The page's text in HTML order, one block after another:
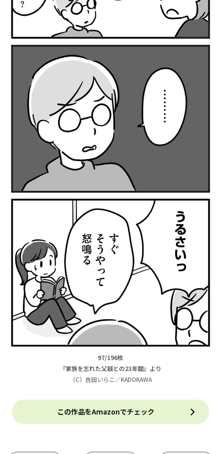
97/196枚
『家族を忘れた父親との23年間』より
（C）吉田いらこ／KADOKAWA
この作品をAmazonでチェック